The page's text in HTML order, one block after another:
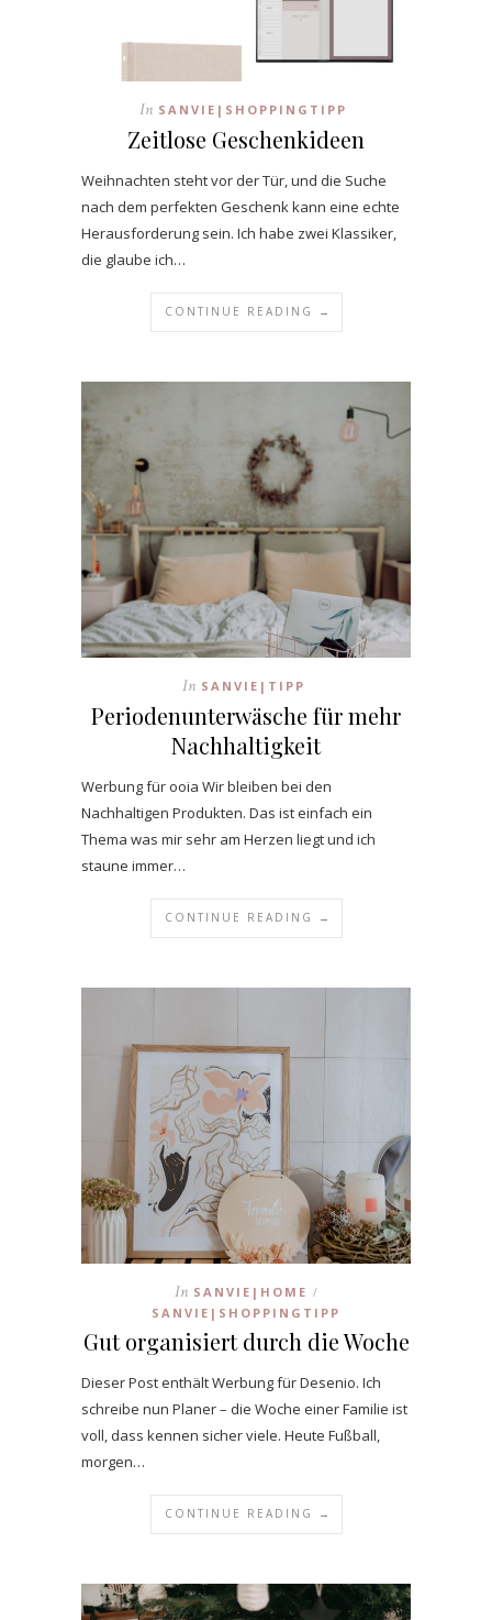
In SANVIE|SHOPPINGTIPP
Zeitlose Geschenkideen
Weihnachten steht vor der Tür, und die Suche
nach dem perfekten Geschenk kann eine echte
Herausforderung sein. Ich habe zwei Klassiker,
die glaube ich…
CONTINUE READING →
In SANVIE|TIPP
Periodenunterwäsche für mehr
Nachhaltigkeit
Werbung für ooia Wir bleiben bei den
Nachhaltigen Produkten. Das ist einfach ein
Thema was mir sehr am Herzen liegt und ich
staune immer…
CONTINUE READING →
In SANVIE|HOME /
SANVIE|SHOPPINGTIPP
Gut organisiert durch die Woche
Dieser Post enthält Werbung für Desenio. Ich
schreibe nun Planer – die Woche einer Familie ist
voll, dass kennen sicher viele. Heute Fußball,
morgen…
CONTINUE READING →